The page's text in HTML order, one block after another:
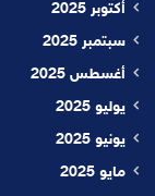
أكتوبر 2025
سبتمبر 2025
أغسطس 2025
يوليو 2025
يونيو 2025
مايو 2025